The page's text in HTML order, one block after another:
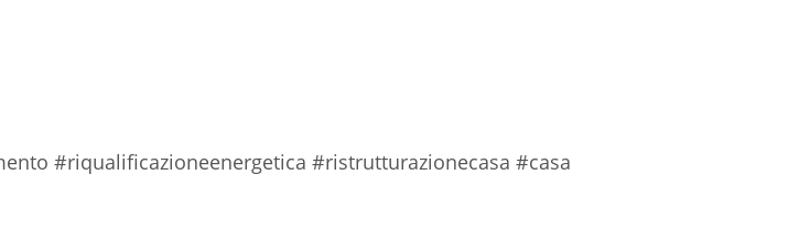
#riqualificazioneenergetica #ristrutturazionecasa #casa